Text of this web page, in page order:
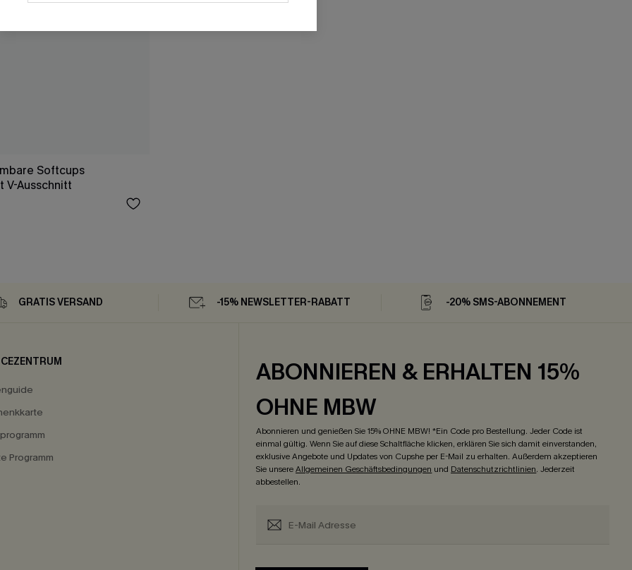
Softcups
V-Ausschnitt
GRATIS VERSAND -15% NEWSLETTER-RABATT -20% SMS-ABONNEMENT
Programm
ABONNIEREN & ERHALTEN 15%
OHNE MBW
Abonnieren und genießen Sie 15% OHNE MBW! *Ein Code pro Bestellung. Jeder Code ist
einmal gültig. Wenn Sie auf diese Schaltfläche klicken, erklären Sie sich damit einverstanden,
exklusive Angebote und Updates von Cupshe per E-Mail zu erhalten. Außerdem akzeptieren
Sie unsereAllgemeinen Geschäftsbedingungen und Datenschutzrichtlinien. Jederzeit
abbestellen.